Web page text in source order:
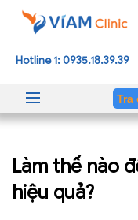
Hotline 1: 0935.18.39.39
Tra
Làm thế nào
hiệu quả?